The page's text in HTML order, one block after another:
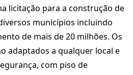
licitação para a construção de
municípios incluindo
de mais de 20 milhões. Os
adaptados a qualquer local e
com piso de